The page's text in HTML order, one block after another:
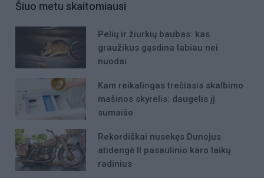
Šiuo metu skaitomiausi
Pelių ir žiurkių baubas: kas
graužikus gąsdina labiau nei
nuodai
Kam reikalingas trečiasis skalbimo
mašinos skyrelis: daugelis jį
sumaišo
Rekordiškai nusekęs Dunojus
atidengė II pasaulinio karo laikų
radinius